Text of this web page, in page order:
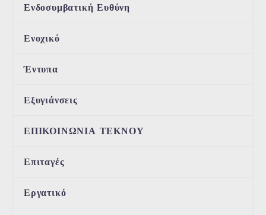
Ενδοσυμβατική Ευθύνη
Ενοχικό
Έντυπα
Εξυγιάνσεις
ΕΠΙΚΟΙΝΩΝΙΑ ΤΕΚΝΟΥ
Επιταγές
Εργατικό